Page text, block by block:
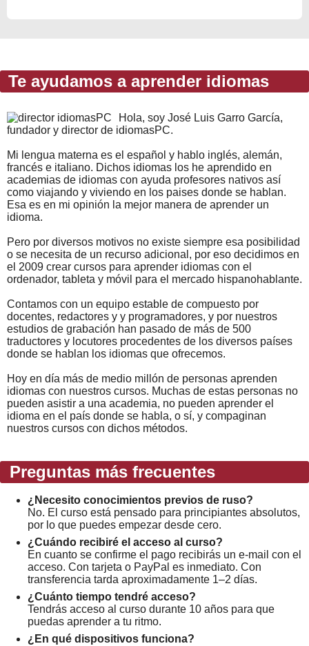
Te ayudamos a aprender idiomas
Hola, soy José Luis Garro García,
fundador y director de idiomasPC.
Mi lengua materna es el español y hablo inglés, alemán,
francés e italiano. Dichos idiomas los he aprendido en
academias de idiomas con ayuda profesores nativos así
como viajando y viviendo en los paises donde se hablan.
Esa es en mi opinión la mejor manera de aprender un
idioma.
Pero por diversos motivos no existe siempre esa posibilidad
o se necesita de un recurso adicional, por eso decidimos en
el 2009 crear cursos para aprender idiomas con el
ordenador, tableta y móvil para el mercado hispanohablante.
Contamos con un equipo estable de compuesto por
docentes, redactores y y programadores, y por nuestros
estudios de grabación han pasado de más de 500
traductores y locutores procedentes de los diversos países
donde se hablan los idiomas que ofrecemos.
Hoy en día más de medio millón de personas aprenden
idiomas con nuestros cursos. Muchas de estas personas no
pueden asistir a una academia, no pueden aprender el
idioma en el país donde se habla, o sí, y compaginan
nuestros cursos con dichos métodos.
Preguntas más frecuentes
¿Necesito conocimientos previos de ruso?
No. El curso está pensado para principiantes absolutos,
por lo que puedes empezar desde cero.
¿Cuándo recibiré el acceso al curso?
En cuanto se confirme el pago recibirás un e-mail con el
acceso. Con tarjeta o PayPal es inmediato. Con
transferencia tarda aproximadamente 1–2 días.
¿Cuánto tiempo tendré acceso?
Tendrás acceso al curso durante 10 años para que
puedas aprender a tu ritmo.
¿En qué dispositivos funciona?